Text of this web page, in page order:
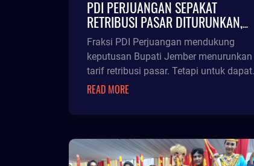
PDI PERJUANGAN SEPAKAT
RETRIBUSI PASAR DITURUNKAN,
ASAL SESUAI MEKANISME
Fraksi PDI Perjuangan mendukung
keputusan Bupati Jember menurunkan
tarif retribusi pasar. Tetapi untuk dapat
merealisasikannya perlu adanya revisi
dikatakan Wakil Ketua DPRD Jember,
(8/3/25).
READ MORE